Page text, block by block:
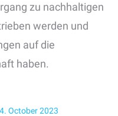
zu nachhaltigen
werden und
auf die
haben.
October 2023